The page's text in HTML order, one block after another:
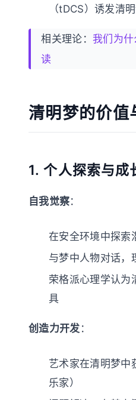
（tDCS）诱发清
相关理论： 我们为
读
清明梦的价值
1. 个人探索与成
自我觉察：
在安全环境中探索
与梦中人物对话，
荣格派心理学认为
具
创造力开发 ：
艺术家在清明梦中
乐家）